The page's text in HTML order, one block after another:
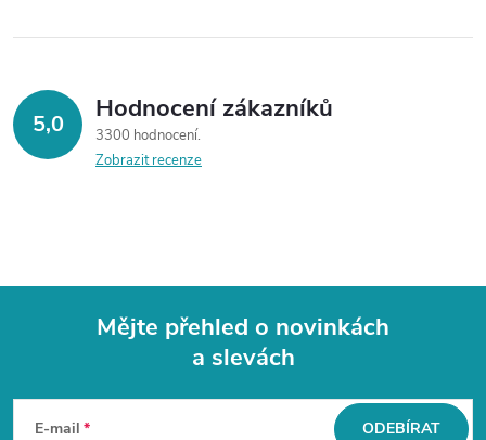
5,0 Hodnocení zákazníků
3300 hodnocení
Zobrazit recenze
Mějte přehled o novinkách
a slevách
E-mail ODEBÍRAT